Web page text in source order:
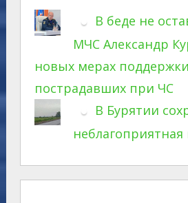
В беде не
МЧС Александр
новых мерах поддержки
пострадавших при ЧС
В Бурятии
неблагоприятная